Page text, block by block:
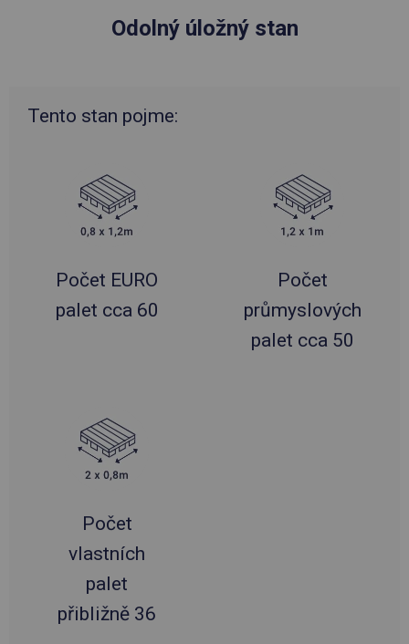
Odolný úložný stan
Tento stan pojme:
Počet EURO
palet cca 60
Počet
průmyslových
palet cca 50
Počet
vlastních
palet
přibližně 36